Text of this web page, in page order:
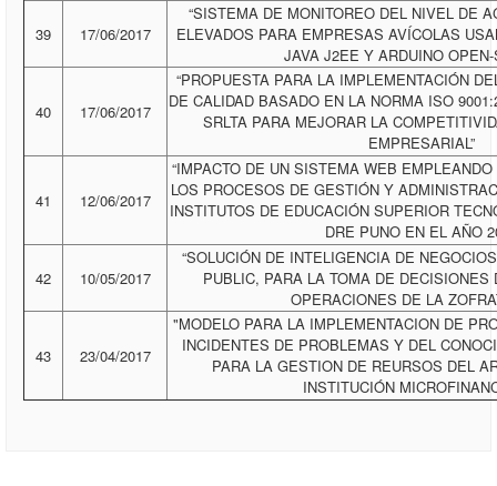
39 17/06/2017
“SISTEMA DE MONITOREO DEL NIVEL DE
ELEVADOS PARA EMPRESAS AVÍCOLAS
JAVA J2EE Y ARDUINO OPEN-
40 17/06/2017
“PROPUESTA PARA LA IMPLEMENTACIÓN
DE CALIDAD BASADO EN LA NORMA ISO
SRLTA PARA MEJORAR LA
EMPRESARIAL”
41 12/06/2017
“IMPACTO DE UN SISTEMA WEB
LOS PROCESOS DE GESTIÓN Y
INSTITUTOS DE EDUCACIÓN SUPERIOR
DRE PUNO EN EL AÑO
42 10/05/2017
“SOLUCIÓN DE INTELIGENCIA DE
PUBLIC, PARA LA TOMA DE DECISIONES
OPERACIONES DE LA
43 23/04/2017
"MODELO PARA LA IMPLEMENTACION DE
INCIDENTES DE PROBLEMAS Y DEL
PARA LA GESTION DE REURSOS DEL
INSTITUCIÓN